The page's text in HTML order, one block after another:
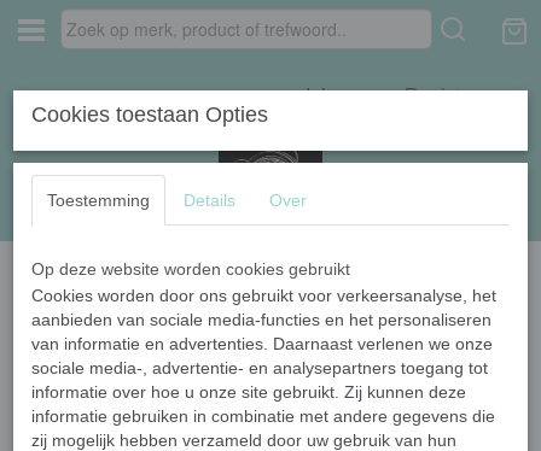
Inloggen Registreren
Home › Naturel garens › Superzachte 100% Merino DK 8-ply
Cookies toestaan Opties
Toestemming Details Over
Op deze website worden cookies gebruikt
Cookies worden door ons gebruikt voor verkeersanalyse, het
aanbieden van sociale media-functies en het personaliseren
van informatie en advertenties. Daarnaast verlenen we onze
sociale media-, advertentie- en analysepartners toegang tot
informatie over hoe u onze site gebruikt. Zij kunnen deze
informatie gebruiken in combinatie met andere gegevens die
zij mogelijk hebben verzameld door uw gebruik van hun